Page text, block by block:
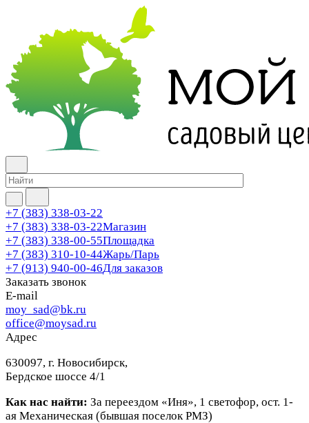
+7 (383) 338-03-22
+7 (383) 338-03-22Магазин
+7 (383) 338-00-55Площадка
+7 (383) 310-10-44Жарь/Парь
+7 (913) 940-00-46Для заказов
Заказать звонок
E-mail
moy_sad@bk.ru
office@moysad.ru
Адрес
630097, г. Новосибирск,
Бердское шоссе 4/1
Как нас найти: За переездом «Иня», 1 светофор, ост. 1-
ая Механическая (бывшая поселок РМЗ)